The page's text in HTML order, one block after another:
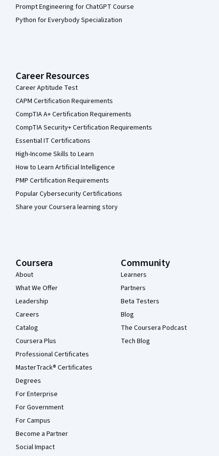
Prompt Engineering for ChatGPT Course
Python for Everybody Specialization
Career Resources
Career Aptitude Test
CAPM Certification Requirements
CompTIA A+ Certification Requirements
CompTIA Security+ Certification Requirements
Essential IT Certifications
High-Income Skills to Learn
How to Learn Artificial Intelligence
PMP Certification Requirements
Popular Cybersecurity Certifications
Share your Coursera learning story
Coursera
About
What We Offer
Leadership
Careers
Catalog
Coursera Plus
Professional Certificates
MasterTrack® Certificates
Degrees
For Enterprise
For Government
For Campus
Become a Partner
Social Impact
Community
Learners
Partners
Beta Testers
Blog
The Coursera Podcast
Tech Blog